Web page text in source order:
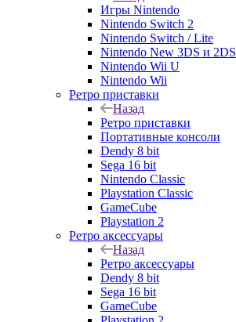
Игры Nintendo
Nintendo Switch 2
Nintendo Switch / Lite
Nintendo New 3DS и 2DS
Nintendo Wii U
Nintendo Wii
Ретро приставки
Назад
Ретро приставки
Портативные консоли
Dendy 8 bit
Sega 16 bit
Nintendo Classic
Playstation Classic
GameCube
Playstation 2
Ретро аксессуары
Назад
Ретро аксессуары
Dendy 8 bit
Sega 16 bit
GameCube